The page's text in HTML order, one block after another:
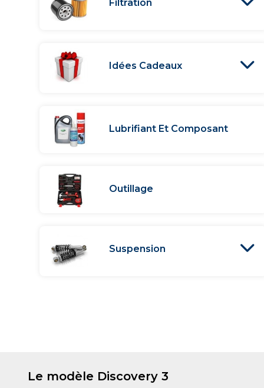
Filtration
Idées Cadeaux
Lubrifiant Et Composant
Outillage
Suspension
Le modèle Discovery 3